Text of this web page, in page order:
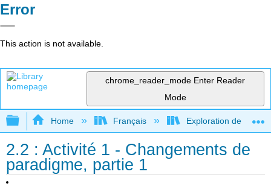
Error
This action is not available.
chrome_reader_mode Enter Reader
Mode
Expand/collapse global hierarchy
Home Français Exploration de
2.2 : Activité 1 - Changements de
paradigme, partie 1